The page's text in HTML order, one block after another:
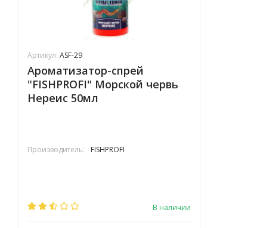
Артикул: ASF-29
Ароматизатор-спрей
"FISHPROFI" Морской червь
Нереис 50мл
Производитель: FISHPROFI
В наличии